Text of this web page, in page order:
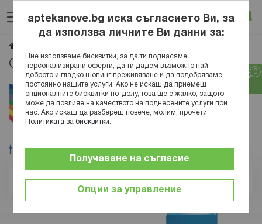
към
съдържанието
Вход
GUNA
Позиция
aptekanove.bg иска съгласието Ви, за
да използва личните Ви данни за:
Ние използваме бисквитки, за да ти поднасяме
персонализирани оферти, да ти дадем възможно най-
доброто и гладко шопинг преживяване и да подобряваме
постоянно нашите услуги. Ако не искаш да приемеш
опционалните бисквитки по-долу, това ще е жалко, защото
може да повлияе на качеството на поднесените услуги при
нас. Ако искаш да разбереш повече, молим, прочети
Политиката за бисквитки
Опции за управление
Получаване на съгласие